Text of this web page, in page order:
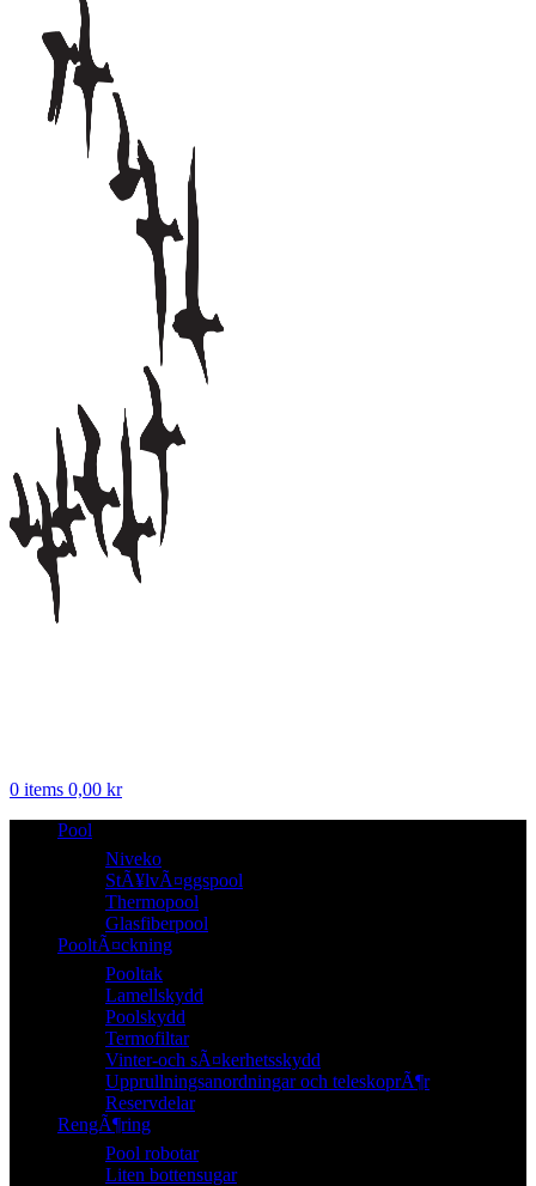
0 items 0,00 kr
Pool
Niveko
StÃ¥lvÃ¤ggspool
Thermopool
Glasfiberpool
PooltÃ¤ckning
Pooltak
Lamellskydd
Poolskydd
Termofiltar
Vinter-och sÃ¤kerhetsskydd
Upprullningsanordningar och teleskoprÃ¶r
Reservdelar
RengÃ¶ring
Pool robotar
Liten bottensugar